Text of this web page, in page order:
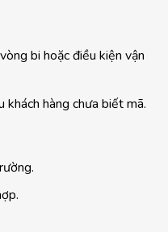
bi hoặc điều kiện vận
khách hàng chưa biết mã.